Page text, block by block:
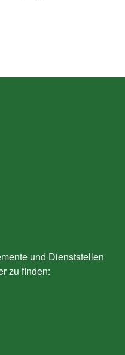
und Dienststellen
zu finden: